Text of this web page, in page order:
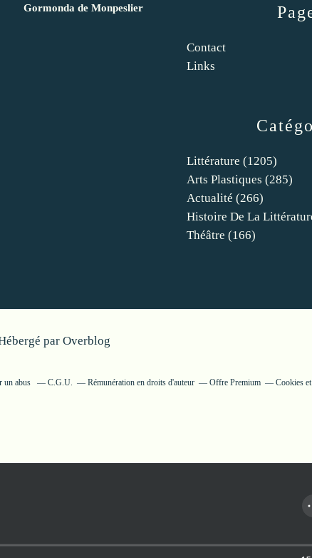
Gormonda de Monpeslier
Littérature (1205)
Arts Plastiques (285)
Actualité (266)
Histoire De La
Théâtre (166)
Contact
Links
par Overblog
un abus C.G.U. Rémunération en droits d'auteur Offre Premium Cookies